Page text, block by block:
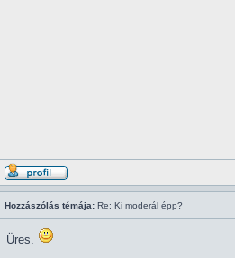
Hozzászólás témája: Re: Ki moderál épp?
Üres.